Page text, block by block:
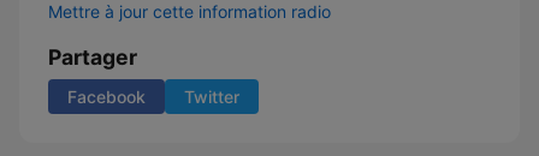
Mettre à jour cette information radio
Partager
Facebook Twitter